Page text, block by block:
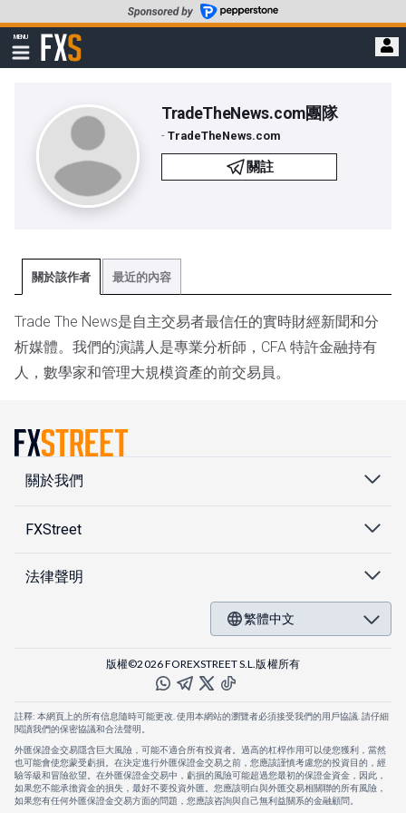
至
要
MENU
顯
示
FXStreet
TradeTheNews.com團隊
- TradeTheNews.com
關註
關於該作者 最近的內容
Trade The News是自主交易者最信任的實時財經新聞和分
析媒體。我們的演講人是專業分析師，CFA 特許金融持有
人，數學家和管理大規模資產的前交易員。
關於我們
FXStreet
法律聲明
繁體中文
版權©2026 FOREXSTREET S.L.版權所有
註釋: 本網頁上的所有信息隨時可能更改. 使用本網站的瀏覽者必須接受我們的用戶協議. 請仔細
閱讀我們的保密協議和合法聲明。
外匯保證金交易隱含巨大風險，可能不適合所有投資者。過高的杠桿作用可以使您獲利，當然
也可能會使您蒙受虧損。在決定進行外匯保證金交易之前，您應該謹慎考慮您的投資目的，經
驗等級和冒險欲望。在外匯保證金交易中，虧損的風險可能超過您最初的保證金資金，因此，
如果您不能承擔資金的損失，最好不要投資外匯。您應該明白與外匯交易相關聯的所有風險，
如果您有任何外匯保證金交易方面的問題，您應該咨詢與自己無利益關系的金融顧問。